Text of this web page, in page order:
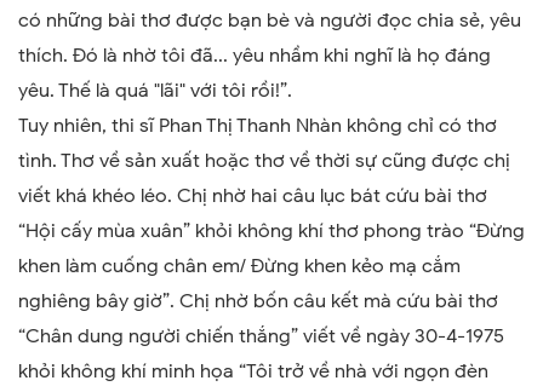
có những bài thơ được bạn bè và người đọc chia sẻ, yêu
thích. Đó là nhờ tôi đã... yêu nhầm khi nghĩ là họ đáng
yêu. Thế là quá "lãi" với tôi rồi!”.
Tuy nhiên, thi sĩ Phan Thị Thanh Nhàn không chỉ có thơ
tình. Thơ về sản xuất hoặc thơ về thời sự cũng được chị
viết khá khéo léo. Chị nhờ hai câu lục bát cứu bài thơ
“Hội cấy mùa xuân” khỏi không khí thơ phong trào “Đừng
khen làm cuống chân em/ Đừng khen kẻo mạ cắm
nghiêng bây giờ”. Chị nhờ bốn câu kết mà cứu bài thơ
“Chân dung người chiến thắng” viết về ngày 30-4-1975
khỏi không khí minh họa “Tôi trở về nhà với ngọn đèn